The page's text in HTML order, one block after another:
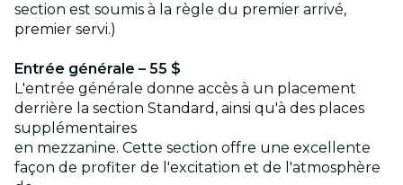
section est soumis à la règle du premier arrivé,
premier servi.)
Entrée générale – 55 $
L'entrée générale donne accès à un placement
derrière la section Standard, ainsi qu'à des places
supplémentaires
en mezzanine. Cette section offre une excellente
façon de profiter de l'excitation et de l'atmosphère